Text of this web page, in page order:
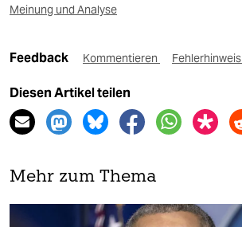
Meinung und Analyse
Feedback Kommentieren Fehlerhinweis
Diesen Artikel teilen
Mehr zum Thema